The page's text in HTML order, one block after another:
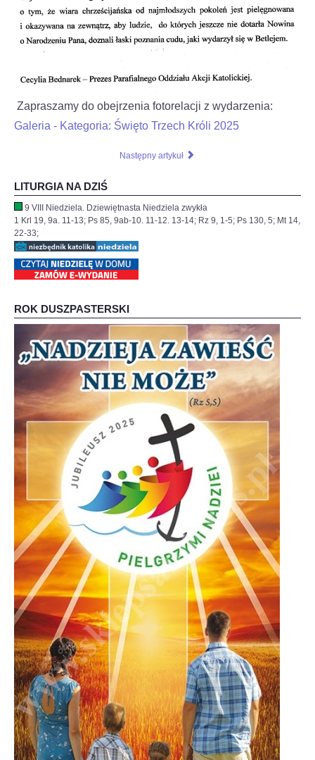
Zapraszamy do obejrzenia fotorelacji z wydarzenia:
Galeria - Kategoria: Święto Trzech Króli 2025
Następny artykuł
LITURGIA NA DZIŚ
9 VIII Niedziela. Dziewiętnasta Niedziela zwykła
1 Krl 19, 9a. 11-13; Ps 85, 9ab-10. 11-12. 13-14; Rz 9, 1-5; Ps 130, 5; Mt 14,
22-33;
ROK DUSZPASTERSKI